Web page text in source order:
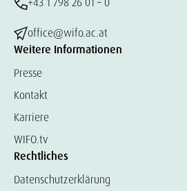
office@wifo.ac.at
Weitere Informationen
Presse
Kontakt
Karriere
WIFO.tv
Rechtliches
Datenschutzerklärung